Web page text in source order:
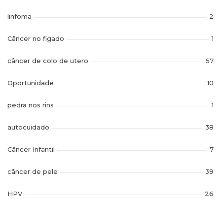
linfoma 2
Câncer no figado 1
câncer de colo de utero 57
Oportunidade 10
pedra nos rins 1
autocuidado 38
Câncer Infantil 7
câncer de pele 39
HPV 26